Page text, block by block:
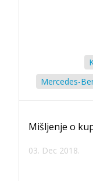
Mercedes-
Mišljenje o
03. Dec 2018.